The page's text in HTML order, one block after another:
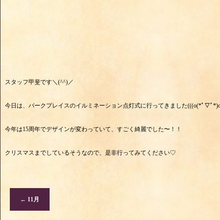
スタッフ甲斐です＼(^^)／
今日は、パークプレイスのイルミネーション点灯式に行ってきました(((o(*ﾟ▽ﾟ
今年は15周年でデザインが変わっていて、すごく綺麗でした〜！！
クリスマスまでしているそうなので、是非行ってみてください♡
← 11月